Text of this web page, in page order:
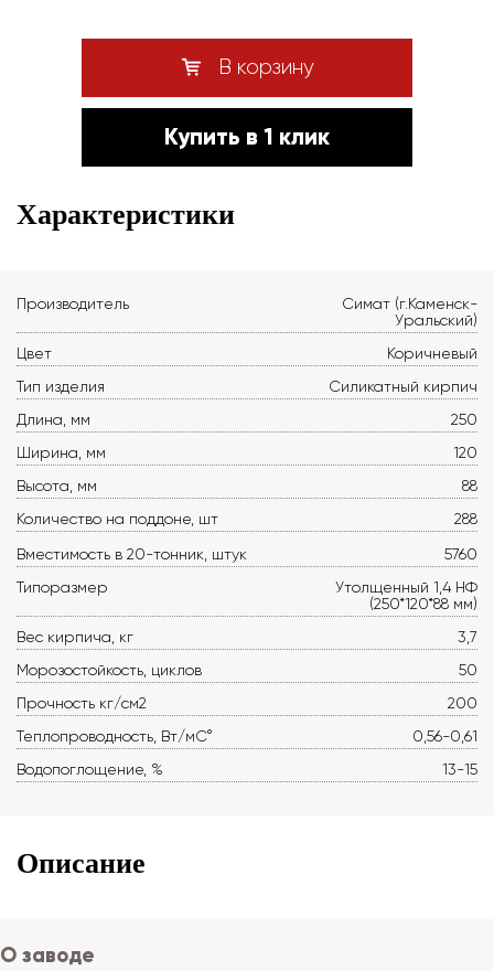
В корзину
Купить в 1 клик
Характеристики
Производитель
Симат (г.Каменск-
Уральский)
Цвет
Коричневый
Тип изделия
Силикатный кирпич
Длина, мм
250
Ширина, мм
120
Высота, мм
88
Количество на поддоне, шт
288
Вместимость в 20-тонник, штук
5760
Типоразмер
Утолщенный 1,4 НФ
(250*120*88 мм)
Вес кирпича, кг
3,7
Морозостойкость, циклов
50
Прочность кг/см2
200
Теплопроводность, Вт/мС°
0,56-0,61
Водопоглощение, %
13-15
Описание
О заводе